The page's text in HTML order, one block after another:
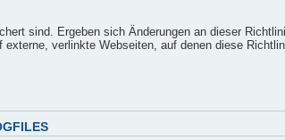
sind. Ergeben sich Änderungen an dieser
verlinkte Webseiten, auf denen diese